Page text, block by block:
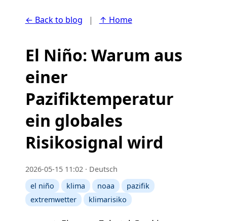
← Back to blog | ↑ Home
El Niño: Warum aus
einer
Pazifiktemperatur
ein globales
Risikosignal wird
2026-05-15 11:02 · Deutsch
el niño
klima noaa
pazifik
extremwetter
klimarisiko